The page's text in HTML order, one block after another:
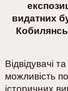
видатних
Відвідувачі
можливість
історичних